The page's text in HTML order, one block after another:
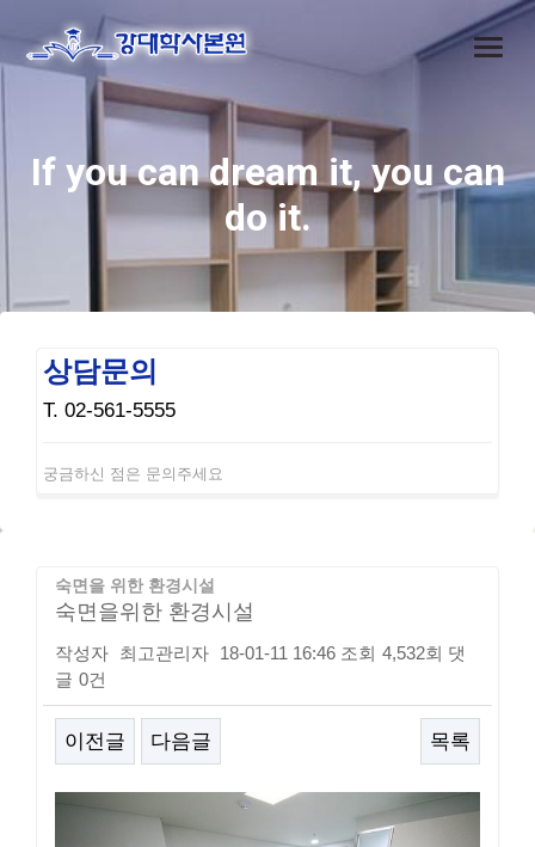
If you can dream it, you can
do it.
상담문의
T. 02-561-5555
궁금하신 점은 문의주세요
숙면을 위한 환경시설
숙면을위한 환경시설
작성자 최고관리자 18-01-11 16:46 조회 4,532회 댓
글 0건
이전글 다음글 목록
본문